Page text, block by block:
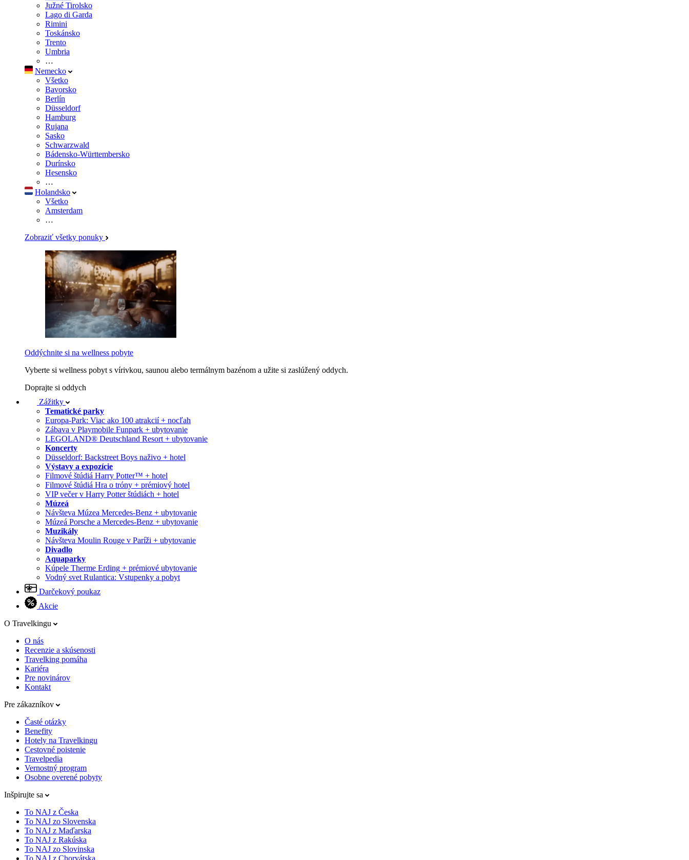
Južné Tirolsko
Lago di Garda
Rimini
Toskánsko
Trento
Umbria
…
Nemecko
Všetko
Bavorsko
Berlín
Düsseldorf
Hamburg
Rujana
Sasko
Schwarzwald
Bádensko-Württembersko
Durínsko
Hesensko
…
Holandsko
Všetko
Amsterdam
…
Zobraziť všetky ponuky
Oddýchnite si na wellness pobyte
Vyberte si wellness pobyt s vírivkou, saunou alebo termálnym bazénom a užite si zaslúžený oddych.
Doprajte si oddych
Zážitky
Tematické parky
Europa-Park: Viac ako 100 atrakcií + nocľah
Zábava v Playmobile Funpark + ubytovanie
LEGOLAND® Deutschland Resort + ubytovanie
Koncerty
Düsseldorf: Backstreet Boys naživo + hotel
Výstavy a expozície
Filmové štúdiá Harry Potter™ + hotel
Filmové štúdiá Hra o tróny + prémiový hotel
VIP večer v Harry Potter štúdiách + hotel
Múzeá
Návšteva Múzea Mercedes-Benz + ubytovanie
Múzeá Porsche a Mercedes-Benz + ubytovanie
Muzikály
Návšteva Moulin Rouge v Paríži + ubytovanie
Divadlo
Aquaparky
Kúpele Therme Erding + prémiové ubytovanie
Vodný svet Rulantica: Vstupenky a pobyt
Darčekový poukaz
Akcie
O Travelkingu
O nás
Recenzie a skúsenosti
Travelking pomáha
Kariéra
Pre novinárov
Kontakt
Pre zákazníkov
Časté otázky
Benefity
Hotely na Travelkingu
Cestovné poistenie
Travelpedia
Vernostný program
Osobne overené pobyty
Inšpirujte sa
To NAJ z Česka
To NAJ zo Slovenska
To NAJ z Maďarska
To NAJ z Rakúska
To NAJ zo Slovinska
To NAJ z Chorvátska